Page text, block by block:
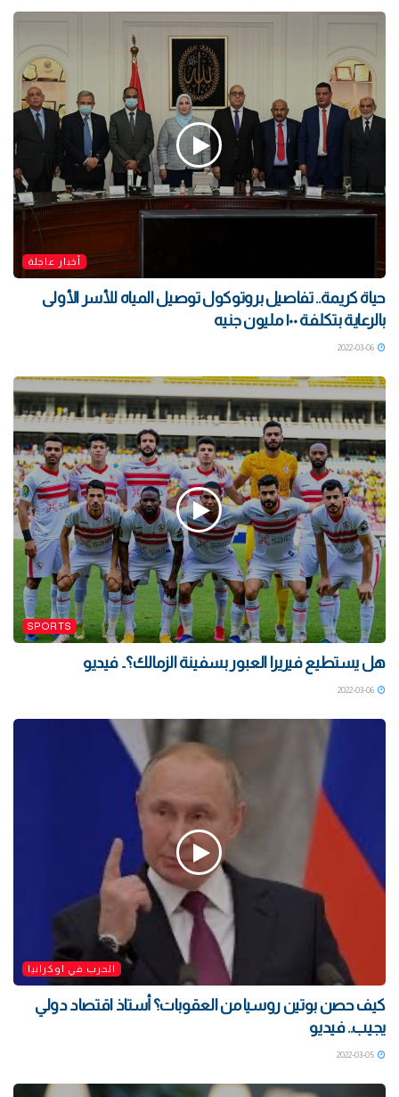
أخبار عاجلة
حياة كريمة.. تفاصيل بروتوكول توصيل المياه للأسر الأولى
بالرعاية بتكلفة ١٠٠ مليون جنيه
2022-03-06
SPORTS
هل يستطيع فيريرا العبور بسفينة الزمالك؟.. فيديو
2022-03-06
الحرب في اوكرانيا
كيف حصن بوتين روسيا من العقوبات؟ أستاذ اقتصاد دولي
يجيب.. فيديو
2022-03-05